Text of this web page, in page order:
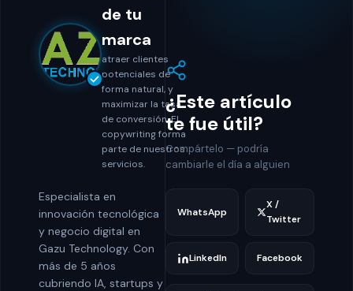
de tu
marca
atraer clientes
potenciales de
forma natural, y
maximizar la tasa
de conversión. El
copywriting forma
parte de nuestros
servicios.
Especialista en
innovación tecnológica
y negocio digital en
Gazu Technology. Con
más de 5 años
cubriendo IA, startups y
¿Este artículo
te fue útil?
Compártelo — podría
cambiarle el día a alguien
WhatsApp
X /
Twitter
LinkedIn Facebook